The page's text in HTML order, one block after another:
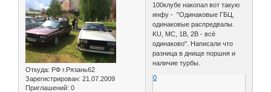
Откуда: РФ г.Рязань62
Зарегистрирован: 21.07.2009
Приглашений: 0
100клубе накопал вот такую
инфу - "Одинаковые ГБЦ,
одинаковые распредвалы.
KU, MC, 1B, 2B - всё
одинаково". Написали что
разница в днище поршня и
наличие турбы.
0